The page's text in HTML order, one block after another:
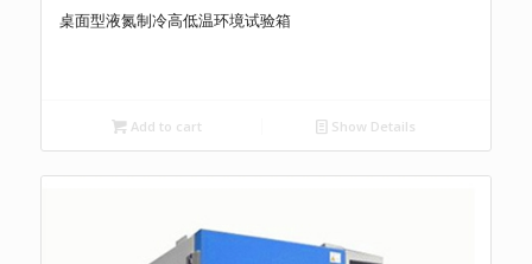
桌面型液氮制冷高低温环境试验箱
Add to cart Show Details